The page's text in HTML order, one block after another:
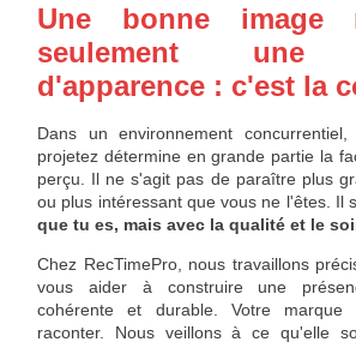
Une bonne image
seulement une
d'apparence : c'est la
Dans un environnement
projetez détermine en grande partie la
perçu. Il ne s'agit pas de paraître plus
ou plus intéressant que vous ne l'êtes. Il
que tu es, mais avec la qualité et le
Chez RecTimePro, nous travaillons
vous aider à construire une
cohérente et durable. Votre
raconter. Nous veillons à ce qu'elle